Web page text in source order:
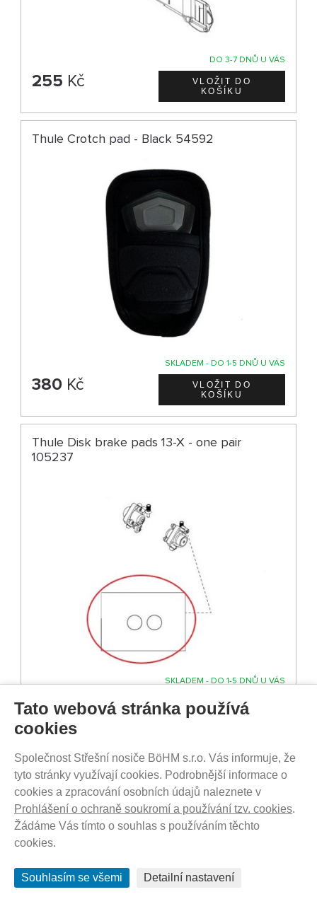
DO 3-7 DNŮ U VÁS
255 Kč
Thule Crotch pad - Black 54592
SKLADEM - DO 1-5 DNŮ U VÁS
380 Kč
Thule Disk brake pads 13-X - one pair
105237
SKLADEM - DO 1-5 DNŮ U VÁS
380Kč
Thule disk brake cable 17-X
Tato webová stránka používá
cookies
Společnost Střešní nosiče BöHM s.r.o. Vás informuje, že
tyto stránky využívají cookies. Podrobnější informace o
cookies a zpracování osobních údajů naleznete v
Prohlášení o ochraně soukromí a používání tzv. cookies.
Žádáme Vás tímto o souhlas s používáním těchto
cookies.
Souhlasím se všemi Detailní nastavení